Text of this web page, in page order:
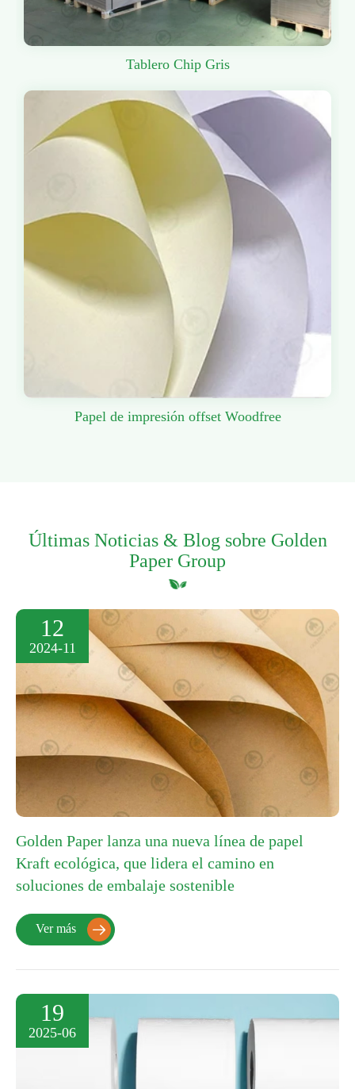
Tablero Chip Gris
Papel de impresión offset Woodfree
Últimas Noticias & Blog sobre Golden
Paper Group
12
2024-11
Golden Paper lanza una nueva línea de papel
Kraft ecológica, que lidera el camino en
soluciones de embalaje sostenible
Ver más 
19
2025-06